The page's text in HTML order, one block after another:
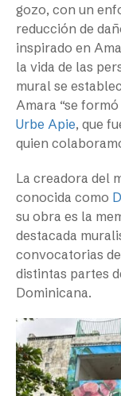
gozo, con un
reducción de
inspirado en
la vida de las
mural se
Amara “se
Urbe Apie, que
quien
La creadora del
conocida como
su obra es la
destacada
convocatorias
distintas partes
Dominicana.